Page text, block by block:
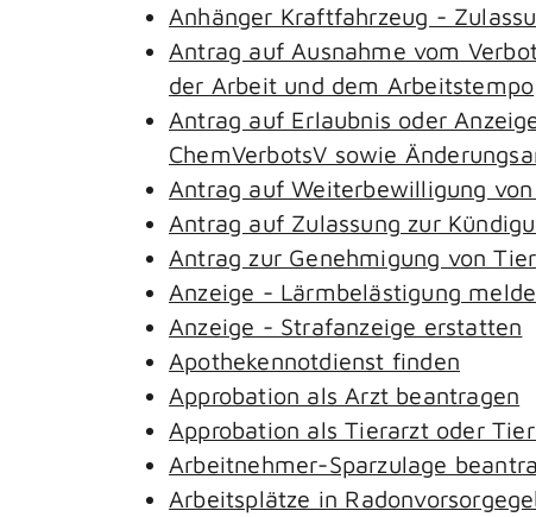
Anhänger Kraftfahrzeug -
Antrag auf Ausnahme vom
der Arbeit und dem Arbeitstempo
Antrag auf Erlaubnis oder
ChemVerbotsV sowie
Antrag auf Weiterbewilligung
Antrag auf Zulassung zur
Antrag zur Genehmigung von
Anzeige - Lärmbelästigung
Anzeige - Strafanzeige erstatten
Apothekennotdienst finden
Approbation als Arzt beantragen
Approbation als Tierarzt oder
Arbeitnehmer-Sparzulage
Arbeitsplätze in